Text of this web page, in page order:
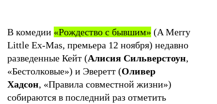
В комедии «Рождество с бывшим» (A Merry
Little Ex-Mas, премьера 12 ноября) недавно
разведенные Кейт (Алисия Сильверстоун,
«Бестолковые») и Эверетт (Оливер
Хадсон, «Правила совместной жизни»)
собираются в последний раз отметить